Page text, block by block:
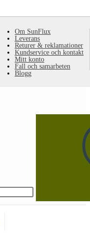
Om SunFlux
Leverans
Returer & reklamationer
Kundservice och kontakt
Mitt konto
Fall och samarbeten
Blogg